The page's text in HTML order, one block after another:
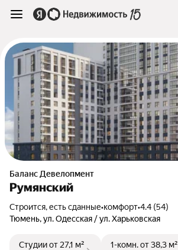
Баланс Девелопмент
Румянский
Строится, есть сданные•комфорт•4.4 (54)
Тюмень,ул. Одесская / ул. Харьковская
Студииот 27,1 м²
1-комн.от 38,3 м²